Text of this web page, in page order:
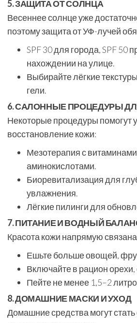
5. ЗАЩИТА ОТ СОЛНЦА
Весеннее солнце уже
поэтому защита от УФ-лучей
SPF 30 для города, SPF 50
нахождении на улице.
Выбирайте лёгкие
гели.
6. САЛОННЫЕ ПРОЦЕДУРЫ
Некоторые процедуры помогут
восстановление кожи:
Мезотерапия с
аминокислотами.
Биоревитализация для
увлажнения.
Лёгкие пилинги для
7. ПИТАНИЕ И ВОДНЫЙ
Красота кожи напрямую
Ешьте больше овощей,
Включайте в рацион
Пейте не менее 1,5–2
8. ДОМАШНИЕ МАСКИ И УХОД
Домашние средства могут